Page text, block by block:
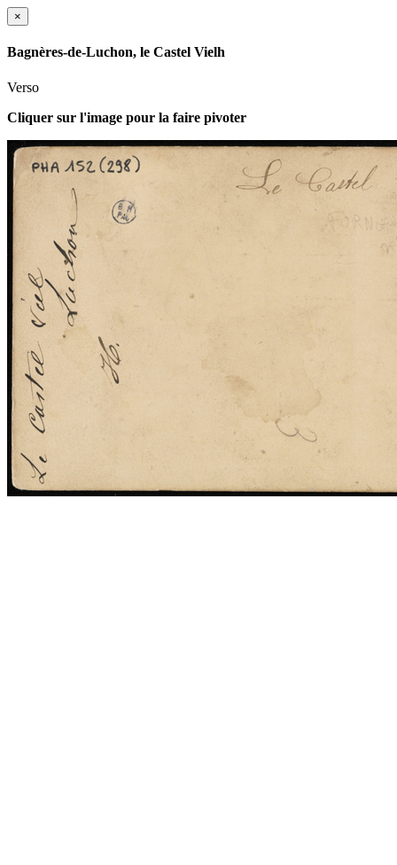
×
Bagnères-de-Luchon, le Castel Vielh
Verso
Cliquer sur l'image pour la faire pivoter